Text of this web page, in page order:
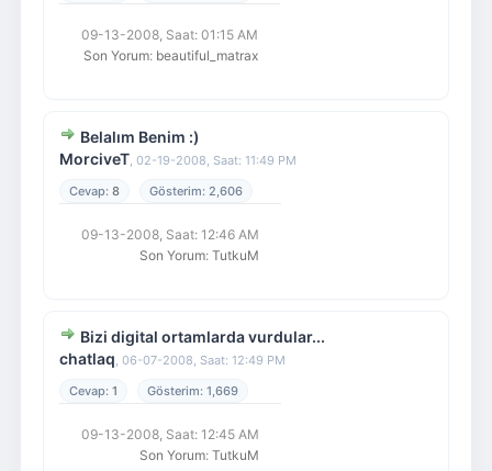
09-13-2008, Saat: 01:15 AM
Son Yorum: beautiful_matrax
Belalım Benim :)
MorciveT, 02-19-2008, Saat: 11:49 PM
8
2,606
09-13-2008, Saat: 12:46 AM
Son Yorum: TutkuM
Bizi digital ortamlarda vurdular...
chatlaq, 06-07-2008, Saat: 12:49 PM
1
1,669
09-13-2008, Saat: 12:45 AM
Son Yorum: TutkuM